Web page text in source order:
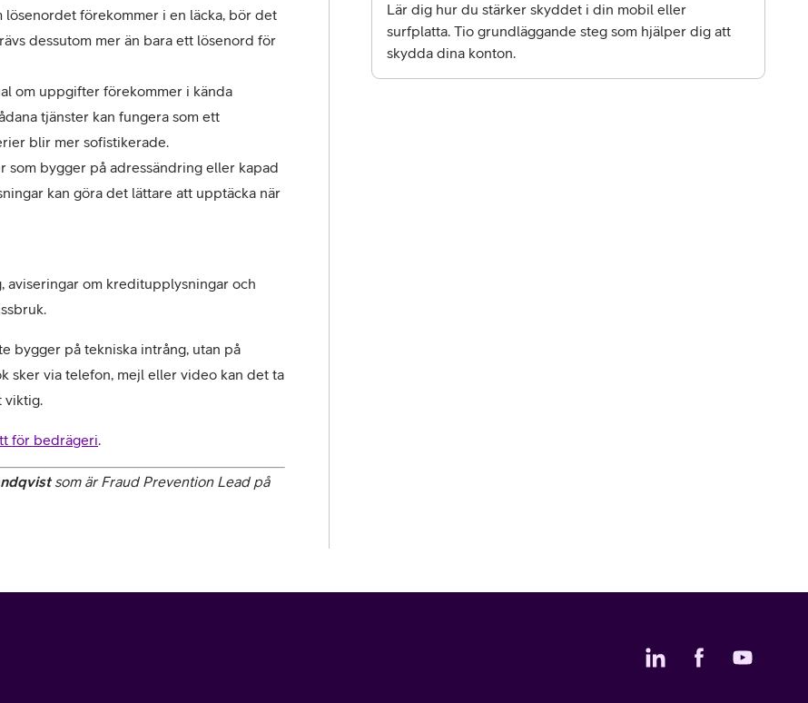
förekommer i en läcka, bör det
dessutom mer än bara ett lösenord för
om uppgifter förekommer i kända
tjänster kan fungera som ett
blir mer sofistikerade.
som bygger på adressändring eller kapad
kan göra det lättare att upptäcka när
aviseringar om kreditupplysningar och
bygger på tekniska intrång, utan på
sker via telefon, mejl eller video kan det ta
viktig.
för bedrägeri.
som är Fraud Prevention Lead på
Lär dig hur du stärker skyddet i din mobil eller
surfplatta. Tio grundläggande steg som hjälper dig att
skydda dina konton.